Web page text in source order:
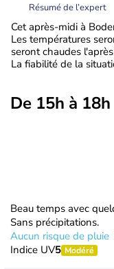
Résumé de l’expert
Cet après-midi à
Les températures
seront chaudes
La fiabilité de la
De 15h à 18h
Beau temps avec
Sans précipitations.
Aucun risque de pluie
Indice UV5 Modéré